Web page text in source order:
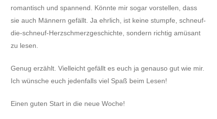
romantisch und spannend. Könnte mir sogar vorstellen, dass
sie auch Männern gefällt. Ja ehrlich, ist keine stumpfe, schneuf-
die-schneuf-Herzschmerzgeschichte, sondern richtig amüsant
zu lesen.
Genug erzählt. Vielleicht gefällt es euch ja genauso gut wie mir.
Ich wünsche euch jedenfalls viel Spaß beim Lesen!
Einen guten Start in die neue Woche!